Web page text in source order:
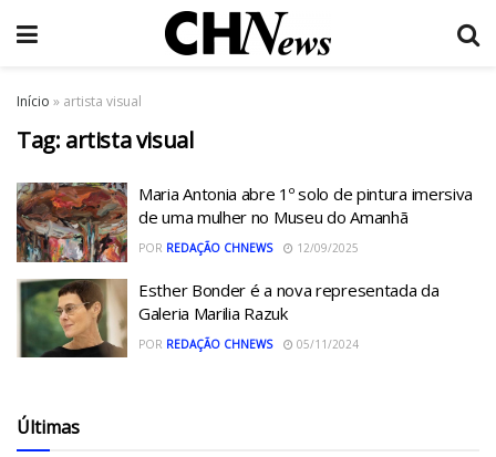
Início » artista visual
Tag: artista visual
Maria Antonia abre 1º solo de pintura imersiva
de uma mulher no Museu do Amanhã
POR REDAÇÃO CHNEWS 12/09/2025
Esther Bonder é a nova representada da
Galeria Marilia Razuk
POR REDAÇÃO CHNEWS 05/11/2024
Últimas